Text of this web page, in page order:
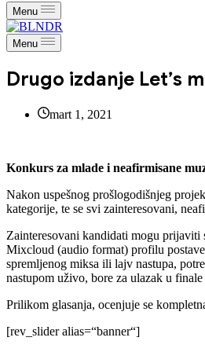
Menu
Menu
Drugo izdanje Let’s
mart 1, 2021
Konkurs za mlade i neafirmisane
Nakon uspešnog prošlogodišnjeg
kategorije, te se svi zainteresovani,
Zainteresovani kandidati mogu prijaviti
Mixcloud (audio format) profilu
spremljenog miksa ili lajv nastupa,
nastupom uživo, bore za ulazak u
Prilikom glasanja, ocenjuje se
[rev_slider alias=“banner“]